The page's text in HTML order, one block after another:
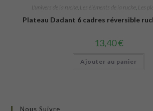
L'univers de la ruche Les éléments de la ruche Les
Plateau Dadant 6 cadres réversible
13,40€
Ajouter au panier
Nous Suivre